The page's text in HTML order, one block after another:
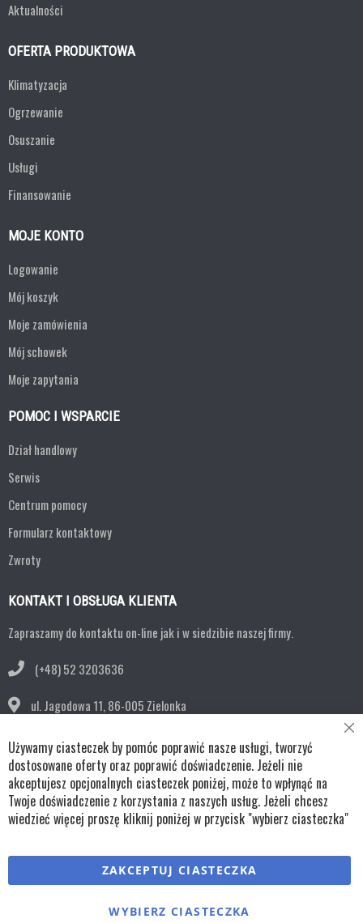
Aktualności
OFERTA PRODUKTOWA
Klimatyzacja
Ogrzewanie
Osuszanie
Usługi
Finansowanie
MOJE KONTO
Logowanie
Mój koszyk
Moje zamówienia
Mój schowek
Moje zapytania
POMOC I WSPARCIE
Dział handlowy
Serwis
Centrum pomocy
Formularz kontaktowy
Zwroty
KONTAKT I OBSŁUGA KLIENTA
Zapraszamy do kontaktu on-line jak i w siedzibie naszej firmy.
(+48) 52 3203636
ul. Jagodowa 11, 86-005 Zielonka
bok@remko.pl
OBSERWUJ NAS
Copyright © wszystkie prawa zastrzeżone TKL Progress
RegulaminyPolityka cookiesPolityka prywatności
Używamy ciasteczek by pomóc poprawić nasze usługi, tworzyć
dostosowane oferty oraz poprawić doświadczenie. Jeżeli nie
akceptujesz opcjonalnych ciasteczek poniżej, może to wpłynąć na
Twoje doświadczenie z korzystania z naszych usług. Jeżeli chcesz
wiedzieć więcej proszę kliknij poniżej w przycisk "wybierz ciasteczka"
ZAKCEPTUJ CIASTECZKA
WYBIERZ CIASTECZKA